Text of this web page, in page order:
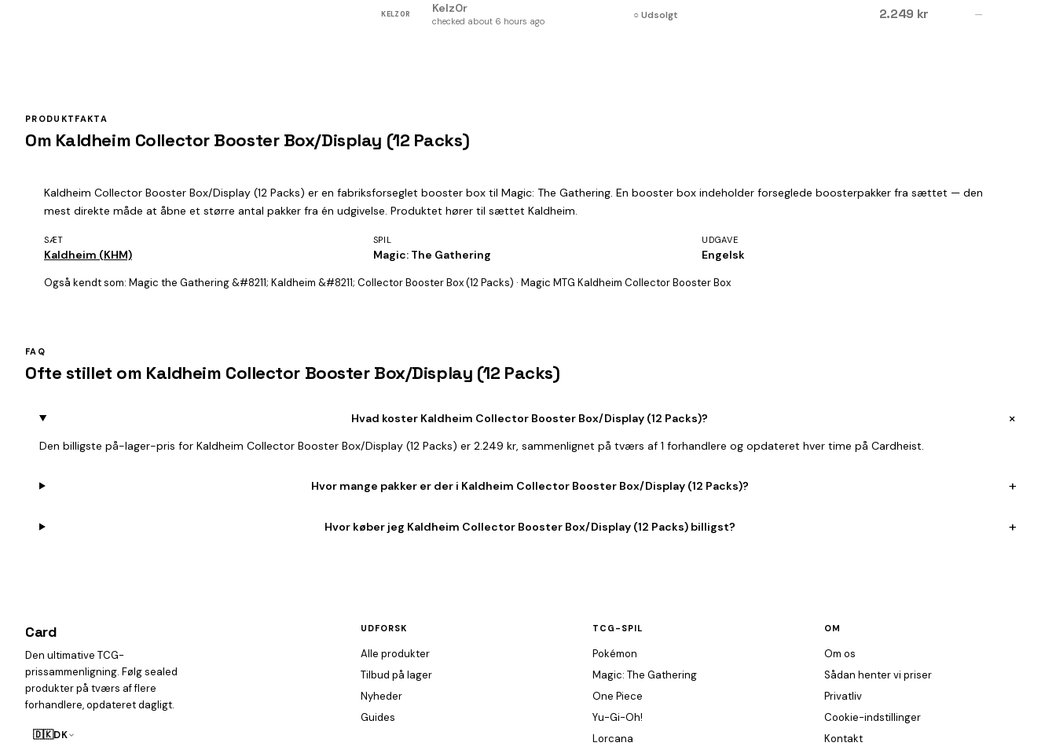
KELZ0R Kelz0r
checked about 6 hours ago ○ Udsolgt 2.249 kr —
PRODUKTFAKTA
Om Kaldheim Collector Booster Box/Display (12 Packs)
Kaldheim Collector Booster Box/Display (12 Packs) er en fabriksforseglet booster box til Magic: The Gathering. En booster box indeholder forseglede boosterpakker fra sættet — den
mest direkte måde at åbne et større antal pakker fra én udgivelse. Produktet hører til sættet Kaldheim.
SÆT
Kaldheim (KHM)
SPIL
Magic: The Gathering
UDGAVE
Engelsk
Også kendt som: Magic the Gathering &#8211; Kaldheim &#8211; Collector Booster Box (12 Packs) · Magic MTG Kaldheim Collector Booster Box
FAQ
Ofte stillet om Kaldheim Collector Booster Box/Display (12 Packs)
Hvad koster Kaldheim Collector Booster Box/Display (12 Packs)? +
Den billigste på-lager-pris for Kaldheim Collector Booster Box/Display (12 Packs) er 2.249 kr, sammenlignet på tværs af 1 forhandlere og opdateret hver time på Cardheist.
Hvor mange pakker er der i Kaldheim Collector Booster Box/Display (12 Packs)? +
Hvor køber jeg Kaldheim Collector Booster Box/Display (12 Packs) billigst? +
Card
Den ultimative TCG-
prissammenligning. Følg sealed
produkter på tværs af flere
forhandlere, opdateret dagligt.
🇩🇰DK
UDFORSK
Alle produkter
Tilbud på lager
Nyheder
Guides
TCG-SPIL
Pokémon
Magic: The Gathering
One Piece
Yu-Gi-Oh!
Lorcana
OM
Om os
Sådan henter vi priser
Privatliv
Cookie-indstillinger
Kontakt